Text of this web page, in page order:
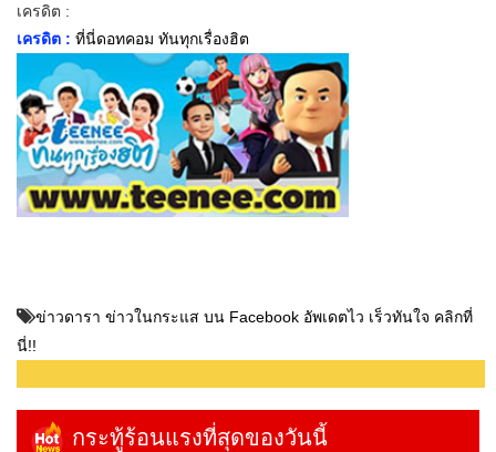
เครดิต :
เครดิต : ที่นี่ดอทคอม ทันทุกเรื่องฮิต
ข่าวดารา ข่าวในกระแส บน Facebook อัพเดตไว เร็วทันใจ คลิกที่
นี่!!
กระทู้ร้อนแรงที่สุดของวันนี้